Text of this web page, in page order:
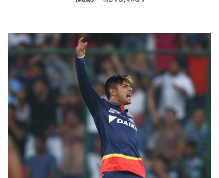
सुचनाहरु
स्वास्थ्य